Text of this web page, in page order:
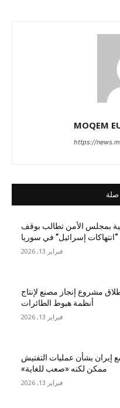
MOQEM
https://
صلة
بمجلس الأمن تطالب بوقف
“انتهاكات إسرائيل” في سوريا
فبراير 13, 2026
مشروع إنجاز مصنع لإنتاج
أنظمة هبوط الطائرات
فبراير 13, 2026
إيران بشأن عمليات التفتيش
ممكن لكنه «صعب للغاية»
فبراير 13, 2026